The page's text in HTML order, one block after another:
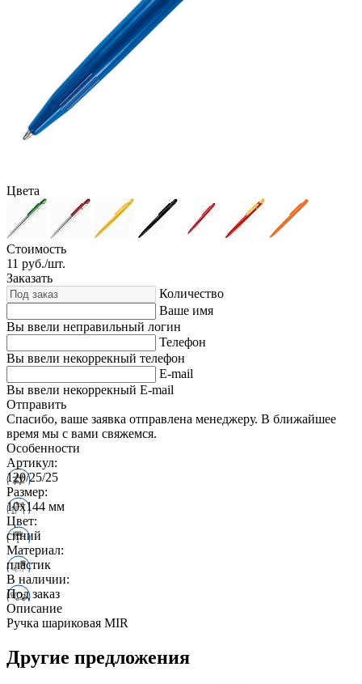
Цвета
Стоимость
11 руб./шт.
Заказать
Количество
Ваше имя
Вы ввели неправильный логин
Телефон
Вы ввели некоррекный телефон
E-mail
Вы ввели некоррекный E-mail
Отправить
Спасибо, ваше заявка отправлена менеджеру. В ближайшее
время мы с вами свяжемся.
Особенности
Артикул:
120/25/25
Размер:
10х144 мм
Цвет:
синий
Материал:
пластик
В наличии:
Под заказ
Описание
Ручка шариковая MIR
Другие предложения